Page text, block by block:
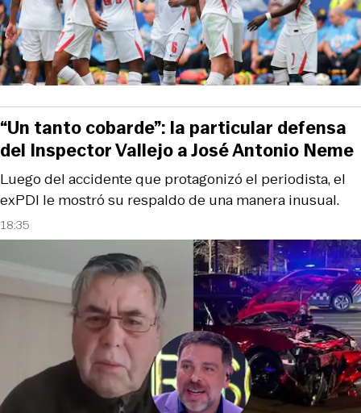
18:35
Luego del accidente que protagonizó el periodista, el
exPDI le mostró su respaldo de una manera inusual.
“Un tanto cobarde”: la particular defensa
del Inspector Vallejo a José Antonio Neme